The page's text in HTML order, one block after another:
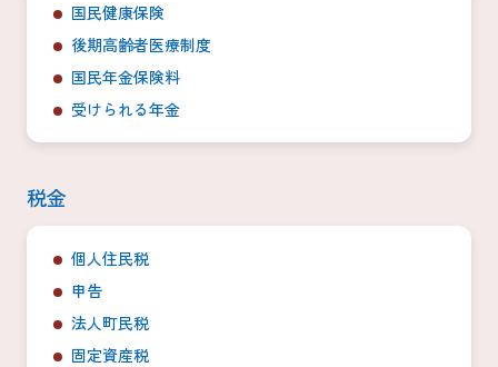
国民健康保険
後期高齢者医療制度
国民年金保険料
受けられる年金
税金
個人住民税
申告
法人町民税
固定資産税